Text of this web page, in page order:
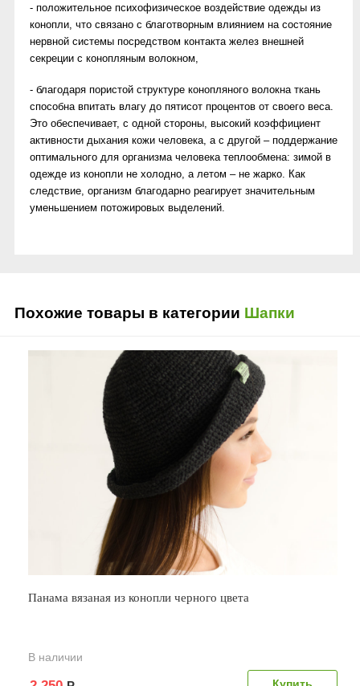
- положительное психофизическое воздействие одежды из
конопли, что связано с благотворным влиянием на состояние
нервной системы посредством контакта желез внешней
секреции с конопляным волокном,
- благодаря пористой структуре конопляного волокна ткань
способна впитать влагу до пятисот процентов от своего веса.
Это обеспечивает, с одной стороны, высокий коэффициент
активности дыхания кожи человека, а с другой – поддержание
оптимального для организма человека теплообмена: зимой в
одежде из конопли не холодно, а летом – не жарко. Как
следствие, организм благодарно реагирует значительным
уменьшением потожировых выделений.
Похожие товары в категории Шапки
Панама вязаная из конопли черного цвета
В наличии